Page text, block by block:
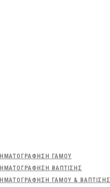
ΓΆΜΟΥ
ΒΆΠΤΙΣΗΣ
ΓΆΜΟΥ & ΒΆΠΤΙΣΗΣ